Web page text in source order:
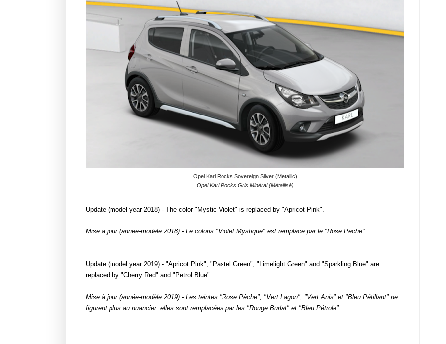
Opel Karl Rocks Sovereign Silver (Metallic)
Opel Karl Rocks Gris Minéral (Métallisé)
Update (model year 2018) - The color "Mystic Violet" is replaced by "Apricot Pink".
Mise à jour (année-modèle 2018) - Le coloris "Violet Mystique" est remplacé par le "Rose Pêche".
Update (model year 2019) - "Apricot Pink", "Pastel Green", "Limelight Green" and "Sparkling Blue" are
replaced by "Cherry Red" and "Petrol Blue".
Mise à jour (année-modèle 2019) - Les teintes "Rose Pêche", "Vert Lagon", "Vert Anis" et "Bleu Pétillant" ne
figurent plus au nuancier: elles sont remplacées par les "Rouge Burlat" et "Bleu Pétrole".